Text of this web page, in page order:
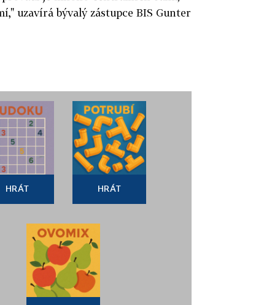
uzavírá bývalý zástupce BIS Gunter
HRÁT HRÁT